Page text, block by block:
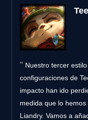
Nuestro tercer
configuraciones de
impacto han ido
medida que lo
Liandry. Vamos a